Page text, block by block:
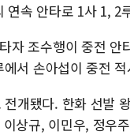
연속 안타로 1사 1,
자 조수행이 중전
서 손아섭이 중전
개됐다. 한화 선발
상규, 이민우, 정우